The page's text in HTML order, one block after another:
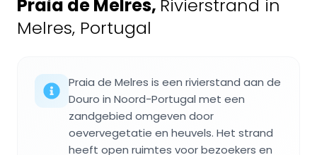
Praia de Melres, Rivierstrand in
Melres, Portugal
Praia de Melres is een rivierstand aan de
Douro in Noord-Portugal met een
zandgebied omgeven door
oevervegetatie en heuvels. Het strand
heeft open ruimtes voor bezoekers en